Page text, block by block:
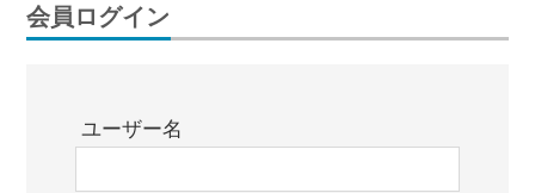
会員ログイン
ユーザー名